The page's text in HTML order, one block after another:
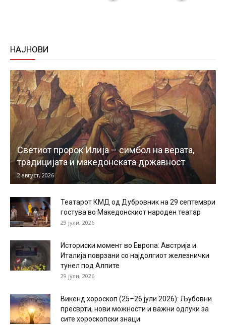
НАЈНОВИ
Светиот пророк Илија – симбол на верата,
традицијата и македонската државност
2 август, 2026
Театарот КМД од Дубровник на 29 септември
гостува во Македонскиот народен театар
29 јули, 2026
Историски момент во Европа: Австрија и
Италија поврзани со најдолгиот железнички
тунел под Алпите
29 јули, 2026
Викенд хороскоп (25–26 јули 2026): Љубовни
пресврти, нови можности и важни одлуки за
сите хороскопски знаци